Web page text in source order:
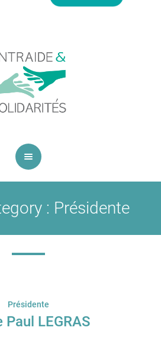
: Présidente
Présidente
Paul LEGRAS